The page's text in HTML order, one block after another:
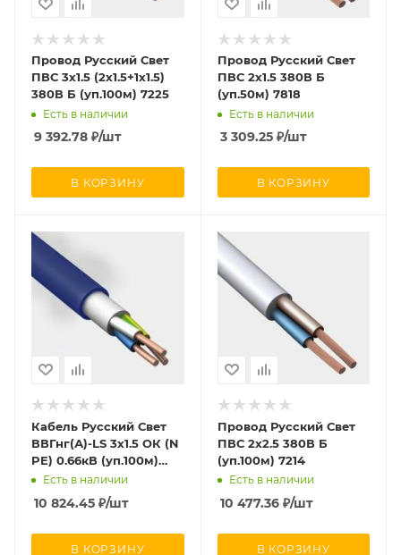
Провод Русский Свет
ПВС 3х1.5 (2х1.5+1х1.5)
380В Б (уп.100м) 7225
Есть в наличии
9 392.78 ₽/шт
В КОРЗИНУ
Провод Русский Свет
ПВС 2х1.5 380В Б
(уп.50м) 7818
Есть в наличии
3 309.25₽/шт
В КОРЗИНУ
Кабель Русский Свет
ВВГнг(А)-LS 3х1.5 ОК (N
PE) 0.66кВ (уп.100м)
7882
Есть в наличии
10 824.45 ₽/шт
В КОРЗИНУ
Провод Русский Свет
ПВС 2х2.5 380В Б
(уп.100м) 7214
Есть в наличии
10 477.36₽/шт
В КОРЗИНУ